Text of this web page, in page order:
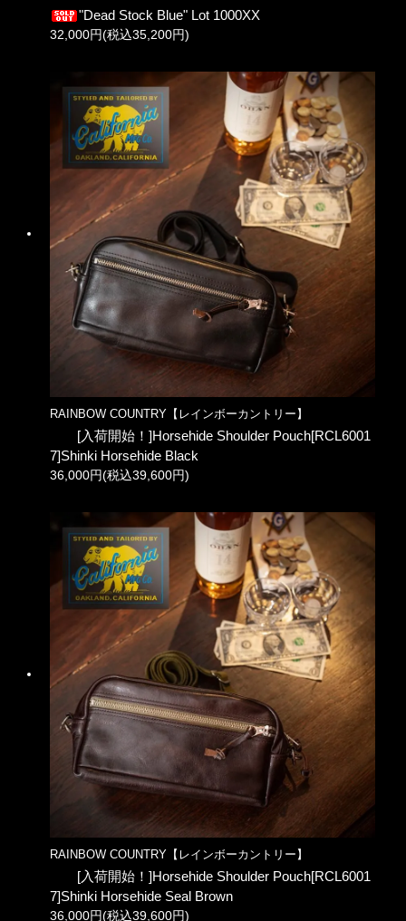
"Dead Stock Blue" Lot 1000XX
32,000円(税込35,200円)
RAINBOW COUNTRY【レインボーカントリー】
[入荷開始！]Horsehide Shoulder Pouch[RCL6001
7]Shinki Horsehide Black
36,000円(税込39,600円)
RAINBOW COUNTRY【レインボーカントリー】
[入荷開始！]Horsehide Shoulder Pouch[RCL6001
7]Shinki Horsehide Seal Brown
36,000円(税込39,600円)